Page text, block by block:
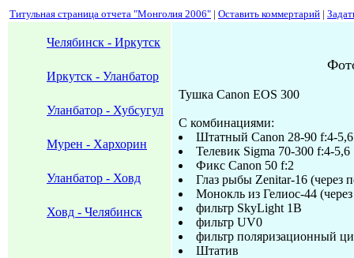
Титульная страница отчета "Монголия 2006" | Оставить коммертарий |
Челябинск - Иркутск
Иркутск - Уланбатор
Уланбатор - Хубсугул
Мурен - Хархорин
Уланбатор - Ховд
Ховд - Челябинск
Тушка Canon EOS 300
С комбинациями:
Штатный Canon 28-90 f:4-5,6
Телевик Sigma 70-300 f:4-5,6
Фикс Canon 50 f:2
Глаз рыбы Zenitar-16 (через
Монокль из Гелиос-44
фильтр SkyLight 1B
фильтр UV0
фильтр поляризационный
Штатив